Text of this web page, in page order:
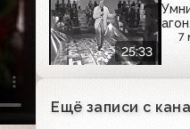
25:33
7
Ещё записи с